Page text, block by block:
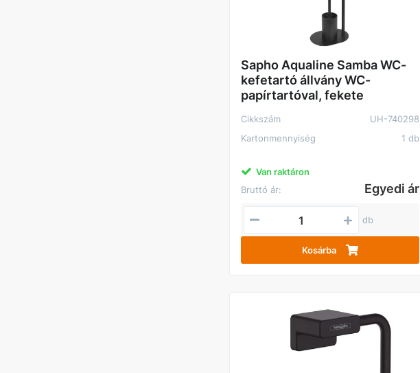
Sapho Aqualine Samba WC-
kefetartó állvány WC-
papírtartóval, fekete
Cikkszám
UH-740298
Kartonmennyiség
1 db
Van raktáron
Bruttó ár:
Egyedi ár
db
Kosárba